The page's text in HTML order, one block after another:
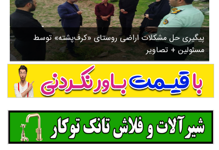
پیگیری حل مشکلات اراضی روستای «کرف‌پشته» توسط
مسئولین + تصاویر
س
ت
ش
د
.